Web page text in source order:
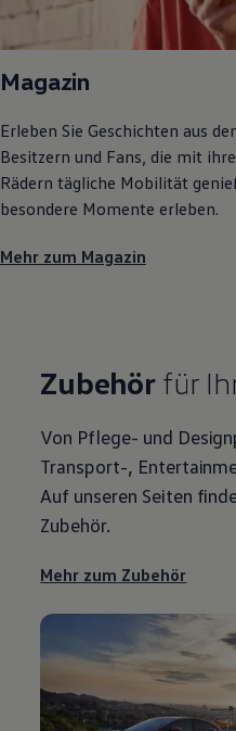
Magazin
Erleben Sie Geschichten aus
Besitzern und Fans, die mit
Rädern tägliche Mobilität
besondere Momente erleben.
Mehr zum Magazin
Zubehörfür
Von Pflege- und
Transport-,
Auf unseren Seiten
Zubehör.
Mehr zum Zubehör